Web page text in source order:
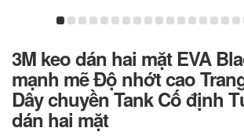
3M keo dán hai mặt EVA
mạnh mẽ Độ nhớt cao
Dây chuyền Tank Cố định
dán hai mặt